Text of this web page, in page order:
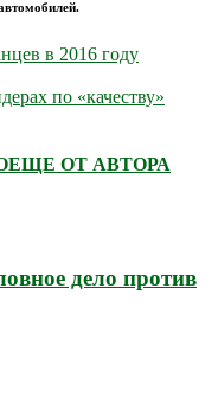
в 2016 году
по «качеству»
ЕЩЕ ОТ АВТОРА
дело против